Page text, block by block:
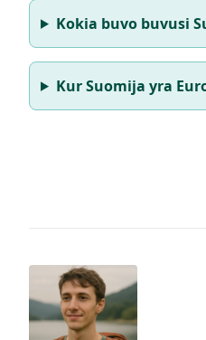
Kokia buvo buvusi
Kur Suomija yra